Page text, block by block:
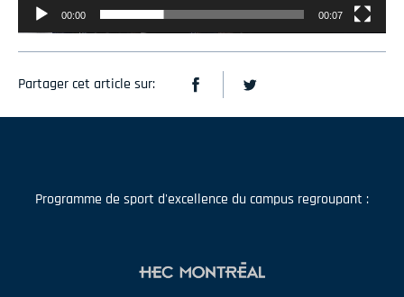
00:00 00:07
Partager cet article sur:
Programme de sport d'excellence du campus regroupant :